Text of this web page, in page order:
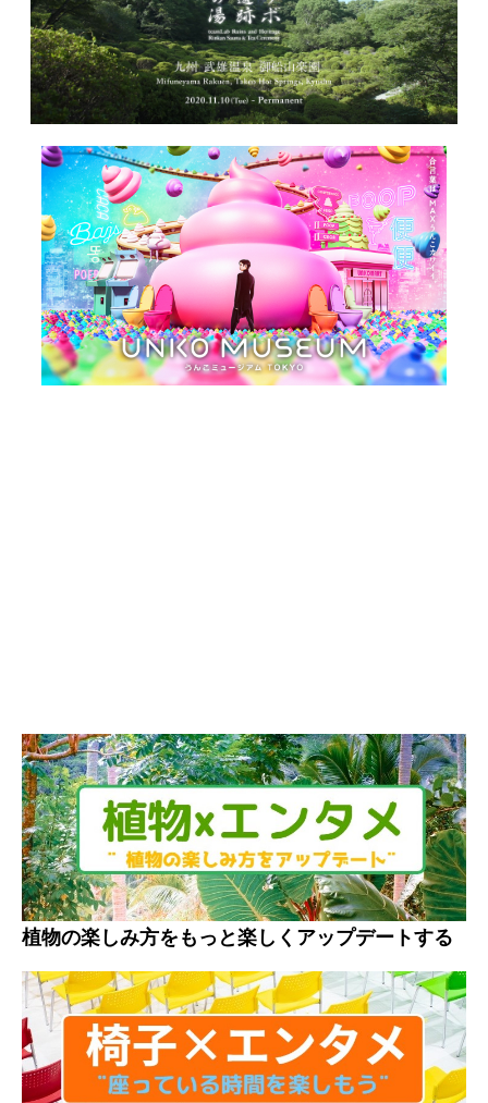
植物の楽しみ方をもっと楽しくアップデートする